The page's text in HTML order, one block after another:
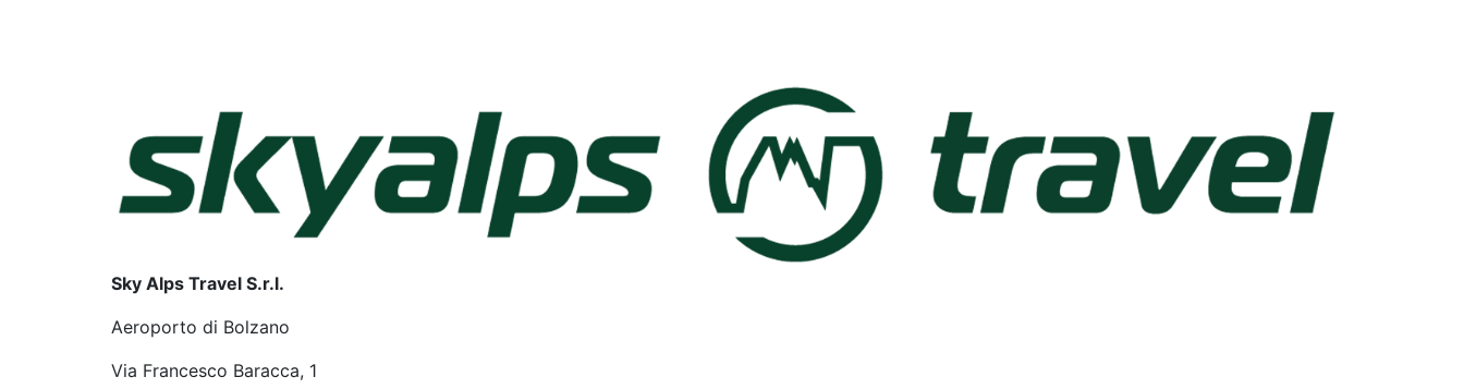
Sky Alps Travel S.r.l.
Aeroporto di Bolzano
Via Francesco Baracca, 1